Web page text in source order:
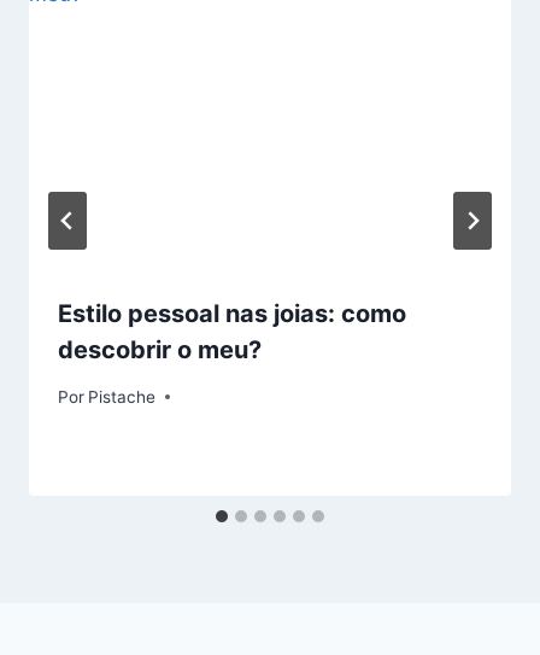
Estilo pessoal nas joias: como
descobrir o meu?
Por Pistache